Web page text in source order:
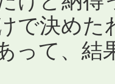
で決め
って、結